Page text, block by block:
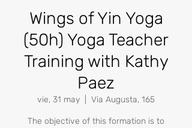
Wings of Yin Yoga
(50h) Yoga Teacher
Training with Kathy
Paez
vie, 31 may Via Augusta, 165
The objective of this formation is to